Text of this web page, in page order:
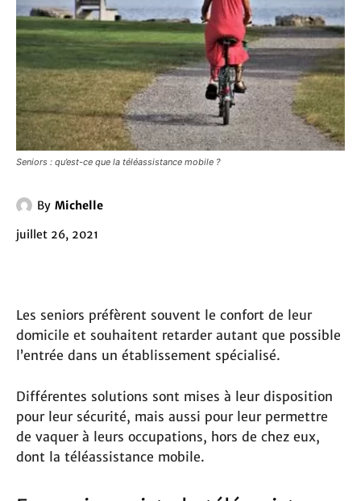
Seniors : qu’est-ce que la téléassistance mobile ?
By Michelle
juillet 26, 2021
Les seniors préfèrent souvent le confort de leur
domicile et souhaitent retarder autant que possible
l’entrée dans un établissement spécialisé.
Différentes solutions sont mises à leur disposition
pour leur sécurité, mais aussi pour leur permettre
de vaquer à leurs occupations, hors de chez eux,
dont la téléassistance mobile.